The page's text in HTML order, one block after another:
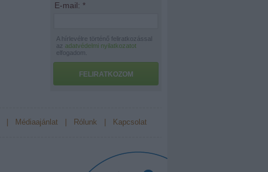
E-mail: *
A hírlevélre történő feliratkozással
az adatvédelmi nyilatkozatot
elfogadom.
FELIRATKOZOM
Médiaajánlat| Rólunk Kapcsolat